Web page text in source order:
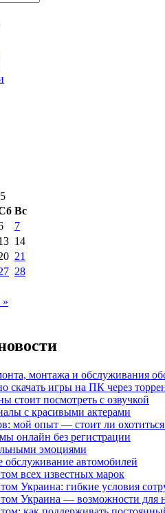
Вс
7
14
21
28
монтажа и обслуживания
скачать игры на ПК через
стоит посмотреть с озвучкой
с красивыми актерами
мой опыт — стоит ли охотиться
онлайн без регистрации
эмоциями
обслуживание автомобилей
всех известных марок
Украина: гибкие условия
Украина — возможности для